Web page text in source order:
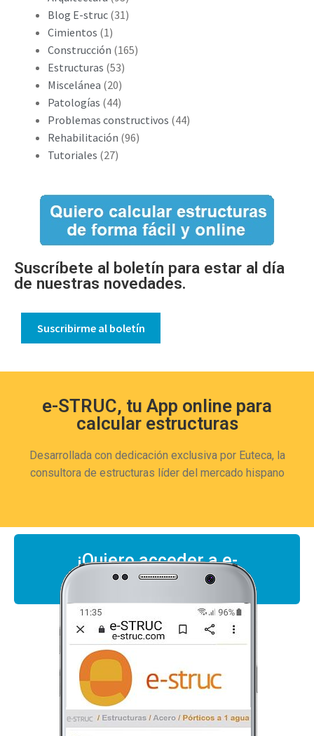
Blog E-struc (31)
Cimientos (1)
Construcción (165)
Estructuras (53)
Miscelánea (20)
Patologías (44)
Problemas constructivos (44)
Rehabilitación (96)
Tutoriales (27)
Suscríbete al boletín para estar al día
de nuestras novedades.
Suscribirme al boletín
e-STRUC, tu App online para
calcular estructuras
Desarrollada con dedicación exclusiva por Euteca, la
consultora de estructuras líder del mercado hispano
¡Quiero acceder a e-
STRUC!